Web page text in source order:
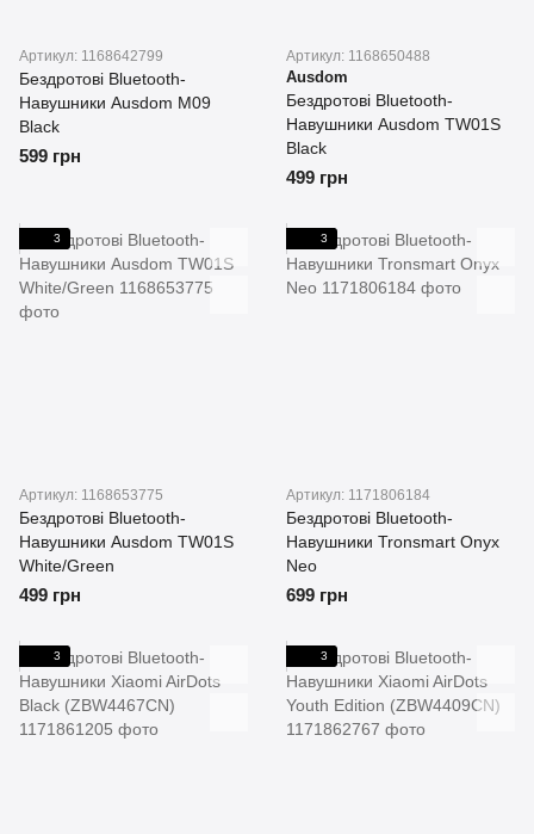
Артикул: 1168642799
Бездротові Bluetooth-
Навушники Ausdom M09
Black
599 грн
Артикул: 1168650488
Ausdom
Бездротові Bluetooth-
Навушники Ausdom TW01S
Black
499 грн
3
Артикул: 1168653775
Бездротові Bluetooth-
Навушники Ausdom TW01S
White/Green
499 грн
3
Артикул: 1171806184
Бездротові Bluetooth-
Навушники Tronsmart Onyx
Neo
699 грн
3 3